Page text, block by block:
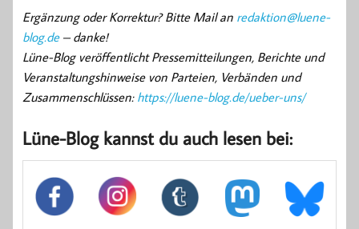
Ergänzung oder Korrektur? Bitte Mail an redaktion@luene-
blog.de– danke!
Lüne-Blog veröffentlicht Pressemitteilungen, Berichte und
Veranstaltungshinweise von Parteien, Verbänden und
Zusammenschlüssen: https://luene-blog.de/ueber-uns/
Lüne-Blog kannst du auch lesen bei: